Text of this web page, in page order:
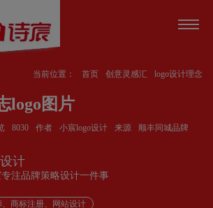
当前位置： 首页 创意灵感汇
logo设计理念
logo图片
8030 作者 小宸logo设计 来源
顺丰同城品牌
计
注品牌策略设计一件事
商标注册、网站设计